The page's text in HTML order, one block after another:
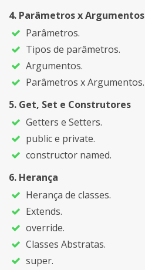
Parâmetros x Argumentos
Parâmetros.
Tipos de parâmetros.
Argumentos.
Parâmetros x Argumentos.
Get, Set e Construtores
Getters e Setters.
public e private.
constructor named.
Herança
Herança de classes.
Extends.
override.
Classes Abstratas.
super.